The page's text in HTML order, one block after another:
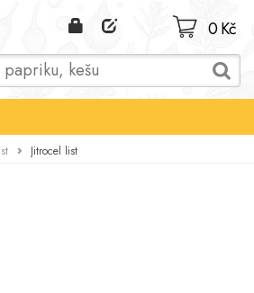
0 Kč
Jitrocel list